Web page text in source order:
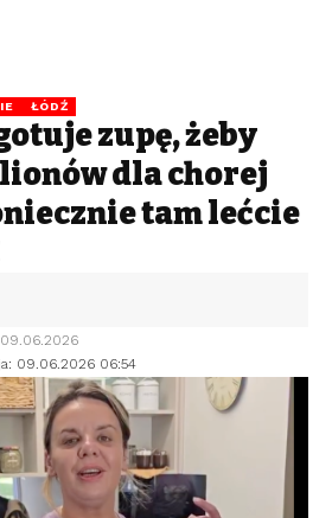
ŁÓDŹ
zupę, żeby
dla chorej
tam lećcie
09.06.2026 06:54